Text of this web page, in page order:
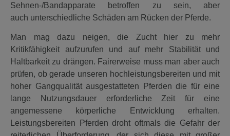
Sehnen-/Bandapparate betroffen zu sein, aber
auch unterschiedliche Schäden am Rücken der Pferde.
Man mag dazu neigen, die Zucht hier zu mehr
Kritikfähigkeit aufzurufen und auf mehr Stabilität und
Haltbarkeit zu drängen. Fairerweise muss man aber auch
prüfen, ob gerade unseren hochleistungsbereiten und mit
hoher Gangqualität ausgestatteten Pferden die für eine
lange Nutzungsdauer erforderliche Zeit für eine
angemessene körperliche Entwicklung erhalten.
Leistungsbereiten Pferden droht oftmals die Gefahr der